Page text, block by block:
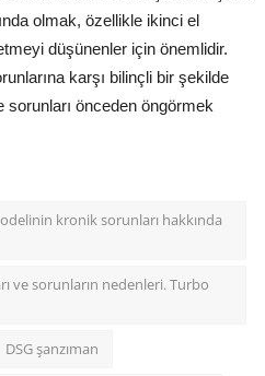
olmak, özellikle ikinci el
düşünenler için önemlidir.
karşı bilinçli bir şekilde
önceden öngörmek
kronik sorunları hakkında
ve sorunların nedenleri. Turbo
DSG şanzıman